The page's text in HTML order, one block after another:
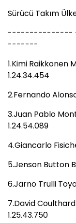
Sürücü Takım
---------------
-------
1.Kimi Raikkonen
1.24.34.454
2.Fernando
3.Juan Pablo
1.24.54.089
4.Giancarlo
5.Jenson Button
6.Jarno Trulli
7.David
1.25.43.750